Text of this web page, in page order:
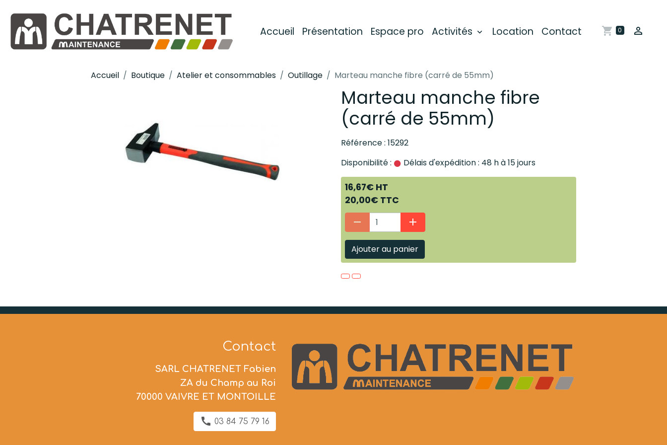
Accueil Présentation Espace pro Activités Location Contact 0
Accueil Boutique Atelier et consommables Outillage Marteau manche fibre (carré de 55mm)
Marteau manche fibre
(carré de 55mm)
Référence : 15292
Disponibilité :
Délais d'expédition : 48 h à 15 jours
16,67€ HT
20,00€ TTC
Ajouter au panier
Contact
SARL CHATRENET Fabien
ZA du Champ au Roi
70000 VAIVRE ET MONTOILLE
03 84 75 79 16